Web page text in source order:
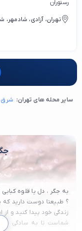
رستوران
تهران، آزادی،
سایر محله های تهران: شرق
به جگر ، دل یا قلوه
؟ طبیعتا دوست دارید
زندگی خود پیدا کنید و
شماست تا به سادگی یک